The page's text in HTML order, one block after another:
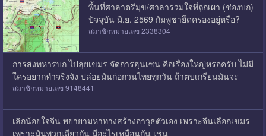
พื้นที่ศาลาตรีมุข/ศาลารวมใจที่ถูกเผา (ช่องบก)
ปัจจุบัน มิ.ย. 2569 กัมพูชายึดครองอยู่หรือ?
สมาชิกหมายเลข 2338304
การส่งทหารบก ไปลุยเขมร จัดการฮุนเซน คือเรื่องใหญ่หรอครับ ไม่มี
ใครอยากทำจริงจัง ปล่อยมันก่อกวนไทยทุกวัน ถ้าตบเกรียนมันจะ
สมาชิกหมายเลข 9148441
เลิกน้อยใจจีน พยายามหาทางสร้างอาวุธตัวเอง เพราะจีนเลือกเขมร
เพราะมันพวกเดียวกัน มีอะไรเหมือนกัน เช่น